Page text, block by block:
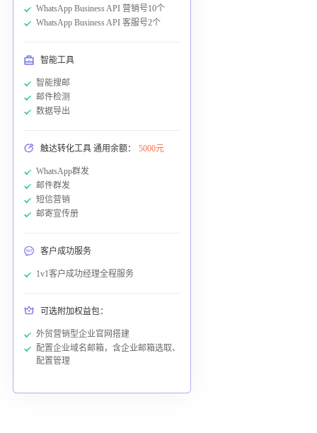
WhatsApp Business API 营销号10个
WhatsApp Business API 客服号2个
智能工具
智能搜邮
邮件检测
数据导出
触达转化工具 通用余额： 5000元
WhatsApp群发
邮件群发
短信营销
邮寄宣传册
客户成功服务
1v1客户成功经理全程服务
可选附加权益包：
外贸营销型企业官网搭建
配置企业域名邮箱，含企业邮箱选取、
配置管理